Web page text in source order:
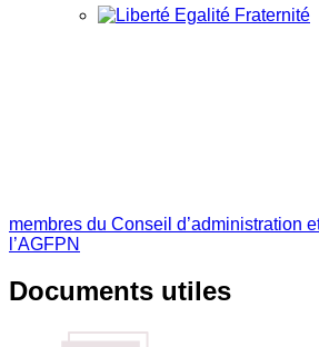
membres du Conseil d’administration
l’AGFPN
Documents utiles